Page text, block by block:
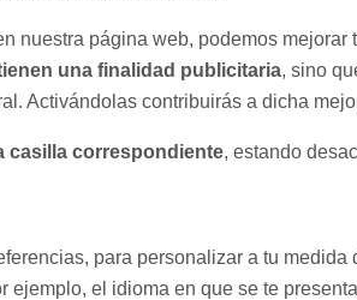
nuestra página web, podemos
una finalidad publicitaria, sino
Activándolas contribuirás a dicha
casilla correspondiente, estando
para personalizar a tu
el idioma en que se te